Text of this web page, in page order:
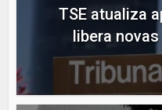
TSE atualiza
libera